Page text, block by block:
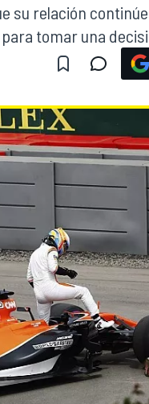
su relación
tomar una